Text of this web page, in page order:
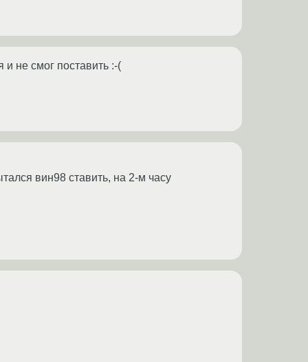
не смог поставить :-(
вин98 ставить, на 2-м часу